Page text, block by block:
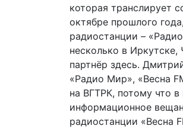
которая транслирует
октябре прошлого
радиостанции –
несколько в
партнёр здесь.
«Радио Мир», «Весна
на ВГТРК, потому что
информационное
радиостанции «Весна